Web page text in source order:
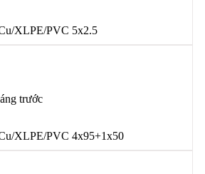
XLPE/PVC 5x2.5
trước
XLPE/PVC 4x95+1x50